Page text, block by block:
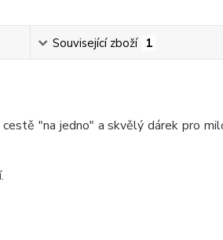
Související zboží 1
"na jedno" a skvělý dárek pro